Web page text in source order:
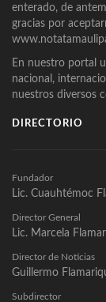
enterado, de
gracias por
En nuestro portal
nacional,
nuestros diversos
DIRECTORIO
Fundador
Lic. Cuauhtémoc
Director General
Lic. Marcela
Director de Noticias
Guillermo
Subdirector